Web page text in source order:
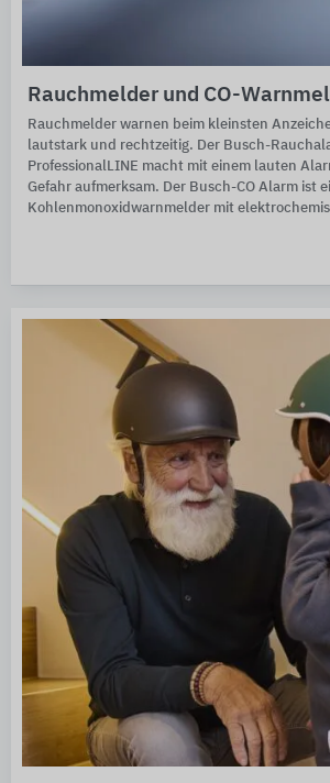
Rauchmelder und CO-
Rauchmelder warnen beim kleinsten
lautstark und rechtzeitig. Der Busch-
ProfessionalLINE macht mit einem lauten
Gefahr aufmerksam. Der Busch-CO Alarm ist
Kohlenmonoxidwarnmelder mit